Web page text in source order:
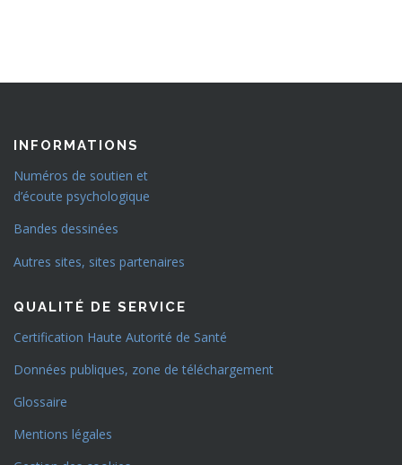
INFORMATIONS
Numéros de soutien et
d’écoute psychologique
Bandes dessinées
Autres sites, sites partenaires
QUALITÉ DE SERVICE
Certification Haute Autorité de Santé
Données publiques, zone de téléchargement
Glossaire
Mentions légales